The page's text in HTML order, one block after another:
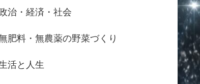
治・経済・社会
肥料・無農薬の野菜づくり
活と人生